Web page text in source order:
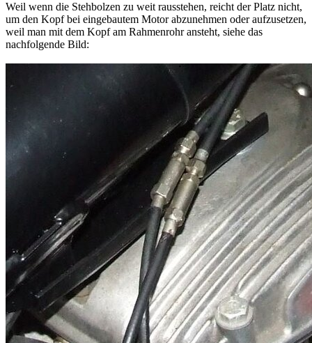
Weil wenn die Stehbolzen zu weit rausstehen, reicht der Platz nicht,
um den Kopf bei eingebautem Motor abzunehmen oder aufzusetzen,
weil man mit dem Kopf am Rahmenrohr ansteht, siehe das
nachfolgende Bild: